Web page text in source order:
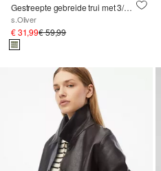
Gestreepte gebreide trui met 3/4 mouwen
s.Oliver
€ 31,99€ 59,99